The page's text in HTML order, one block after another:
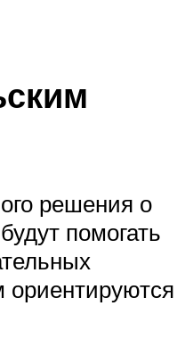
решения о
помогать
ориентируются